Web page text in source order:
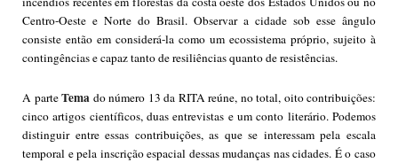
Centro-Oeste e Norte do Brasil. Observar a cidade sob esse ângulo
consiste então em considerá-la como um ecossistema próprio, sujeito à
contingências e capaz tanto de resiliências quanto de resistências.
A parteTema do número 13 da RITA reúne, no total, oito contribuições:
cinco artigos científicos, duas entrevistas e um conto literário. Podemos
distinguir entre essas contribuições, as que se interessam pela escala
temporal e pela inscrição espacial dessas mudanças nas cidades. É o caso